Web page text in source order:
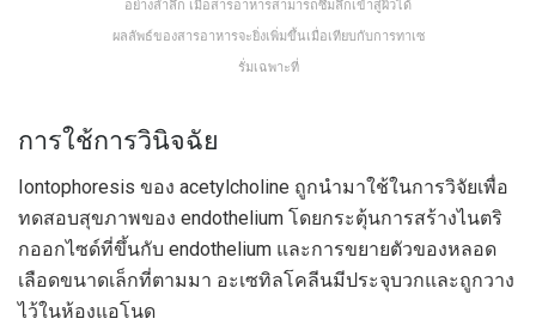
อย่างล้ำลึก เมื่อสารอาหารสามารถซึมลึกเข้าสู่ผิวได้
ผลลัพธ์ของสารอาหารจะยิ่งเพิ่มขึ้นเมื่อเทียบกับการทาเซ
รั่มเฉพาะที่
การใช้การวินิจฉัย
Iontophoresis ของ acetylcholine ถูกนำมาใช้ในการวิจัยเพื่อ
ทดสอบสุขภาพของ endothelium โดยกระตุ้นการสร้างไนตริ
กออกไซด์ที่ขึ้นกับ endothelium และการขยายตัวของหลอด
เลือดขนาดเล็กที่ตามมา อะเซทิลโคลีนมีประจุบวกและถูกวาง
ไว้ในห้องแอโนด